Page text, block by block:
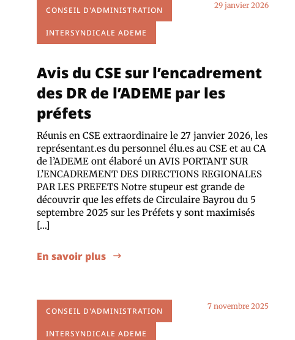
CONSEIL D'ADMINISTRATION
INTERSYNDICALE ADEME
29 janvier 2026
Avis du CSE sur l’encadrement
des DR de l’ADEME par les
préfets
Réunis en CSE extraordinaire le 27 janvier 2026, les
représentant.es du personnel élu.es au CSE et au CA
de l’ADEME ont élaboré un AVIS PORTANT SUR
L’ENCADREMENT DES DIRECTIONS REGIONALES
PAR LES PREFETS Notre stupeur est grande de
découvrir que les effets de Circulaire Bayrou du 5
septembre 2025 sur les Préfets y sont maximisés
[…]
En savoir plus
CONSEIL D'ADMINISTRATION
INTERSYNDICALE ADEME
7 novembre 2025